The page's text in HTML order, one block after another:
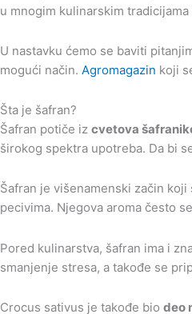
u mnogim kulinarskim
U nastavku ćemo se baviti
mogući način. Agromagazin koji
Šta je šafran?
Šafran potiče iz cvetova
širokog spektra upotreba. Da bi
Šafran je višenamenski začin koji
pecivima. Njegova aroma često
Pored kulinarstva, šafran ima i
smanjenje stresa, a takođe se
Crocus sativus je takođe bio deo